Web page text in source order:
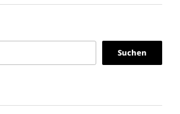
Suchen